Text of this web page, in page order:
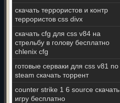
скачать террористов и контр
террористов css divx
скачать cfg для css v84 на
стрельбу в голову бесплатно
chlenix cfg
готовые серваки для css v81 no
steam скачать торрент
counter strike 1 6 source скачать
игру бесплатно